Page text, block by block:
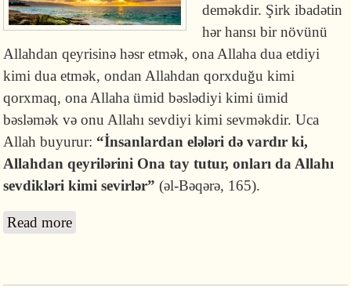
deməkdir. Şirk ibadətin
hər hansı bir növünü
Allahdan qeyrisinə həsr etmək, ona Allaha dua etdiyi
kimi dua etmək, ondan Allahdan qorxduğu kimi
qorxmaq, ona Allaha ümid bəslədiyi kimi ümid
bəsləmək və onu Allahı sevdiyi kimi sevməkdir. Uca
Allah buyurur: “İnsanlardan elələri də vardır ki,
Allahdan qeyrilərini Ona tay tutur, onları da Allahı
sevdikləri kimi sevirlər”(əl-Bəqərə, 165).
Read more